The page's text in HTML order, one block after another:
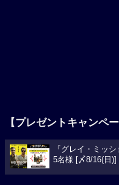
【プレゼントキャンペ
『グレイ・ミッ
5名様 [〆8/16(日)]